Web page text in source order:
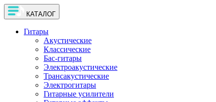
КАТАЛОГ
Гитары
Акустические
Классические
Бас-гитары
Электроакустические
Трансакустические
Электрогитары
Гитарные усилители